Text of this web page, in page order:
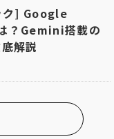
ク] Google
Gemini搭載の
解説